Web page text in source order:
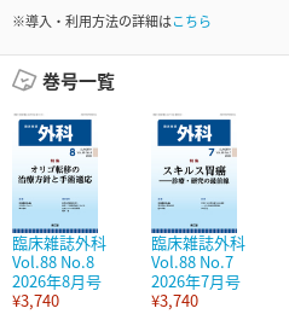
※導入・利用方法の詳細はこちら
巻号一覧
臨床雑誌外科
Vol.88 No.8
2026年8月号
¥3,740
臨床雑誌外科
Vol.88 No.7
2026年7月号
¥3,740